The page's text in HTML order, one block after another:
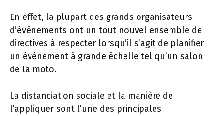
En effet, la plupart des grands organisateurs
d’événements ont un tout nouvel ensemble de
directives à respecter lorsqu’il s’agit de planifier
un événement à grande échelle tel qu’un salon
de la moto.
La distanciation sociale et la manière de
l’appliquer sont l’une des principales